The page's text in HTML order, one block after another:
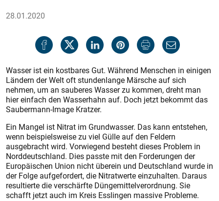
28.01.2020
Wasser ist ein kostbares Gut. Während Menschen in einigen
Ländern der Welt oft stundenlange Märsche auf sich
nehmen, um an sauberes Wasser zu kommen, dreht man
hier einfach den Wasserhahn auf. Doch jetzt bekommt das
Saubermann-Image Kratzer.
Ein Mangel ist Nitrat im Grundwasser. Das kann entstehen,
wenn beispielsweise zu viel Gülle auf den Feldern
ausgebracht wird. Vorwiegend besteht dieses Problem in
Norddeutschland. Dies passte mit den Forderungen der
Europäischen Union nicht überein und Deutschland wurde in
der Folge aufgefordert, die Nitratwerte einzuhalten. Daraus
resultierte die verschärfte Düngemittelverordnung. Sie
schafft jetzt auch im Kreis Esslingen massive Probleme.